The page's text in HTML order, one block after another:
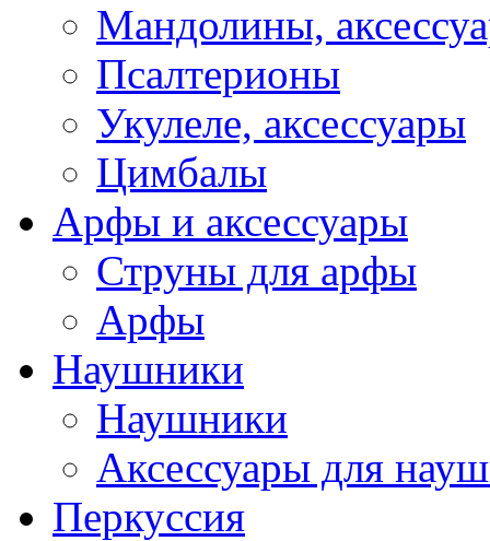
Мандолины,
Псалтерионы
Укулеле, аксессуары
Цимбалы
Арфы и аксессуары
Струны для арфы
Арфы
Наушники
Наушники
Аксессуары для
Перкуссия